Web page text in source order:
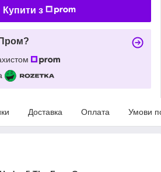
Купити з
Доставка Оплата Умови